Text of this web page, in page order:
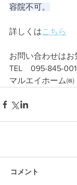
容院不可。
詳しくはこちら
お問い合わせはお
TEL　095-845-
マルエイホーム㈱
コメント